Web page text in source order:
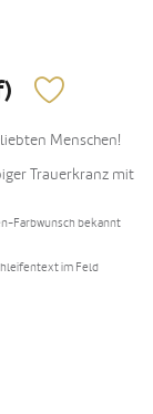
Menschen!
Trauerkranz mit
Farbwunsch bekannt
im Feld